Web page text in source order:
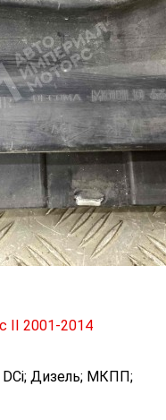
II 2001-2014
DCi; Дизель; МКПП;